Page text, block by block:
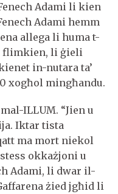
Adami li kien
Adami hemm
allega li huma t-
flimkien, li ġieli
in-nutara ta’
xogħol mingħandu.
ILLUM. “Jien u
Iktar tista
ma mort niekol
okkażjoni u
Adami, li dwar il-
żied jgħid li